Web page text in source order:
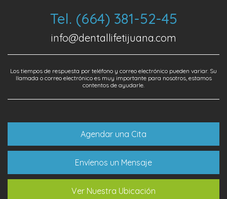
Tel. (664) 381-52-45
info@dentallifetijuana.com
Los tiempos de respuesta por teléfono y correo electrónico pueden variar. Su
llamada o correo electrónico es muy importante para nosotros, estamos
contentos de ayudarle.
Agendar una Cita
Envíenos un Mensaje
Ver Nuestra Ubicación